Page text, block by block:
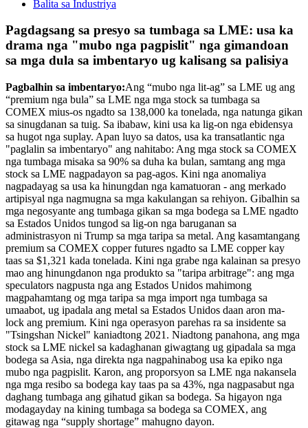
Balita sa Industriya
Pagdagsang sa presyo sa tumbaga sa LME: usa ka
drama nga "mubo nga pagpislit" nga gimandoan
sa mga dula sa imbentaryo ug kalisang sa palisiya
Pagbalhin sa imbentaryo:Ang “mubo nga lit-ag” sa LME ug ang
“premium nga bula” sa LME nga mga stock sa tumbaga sa
COMEX mius-os ngadto sa 138,000 ka tonelada, nga natunga gikan
sa sinugdanan sa tuig. Sa ibabaw, kini usa ka lig-on nga ebidensya
sa hugot nga suplay. Apan luyo sa datos, usa ka transatlantic nga
"paglalin sa imbentaryo" ang nahitabo: Ang mga stock sa COMEX
nga tumbaga misaka sa 90% sa duha ka bulan, samtang ang mga
stock sa LME nagpadayon sa pag-agos. Kini nga anomaliya
nagpadayag sa usa ka hinungdan nga kamatuoran - ang merkado
artipisyal nga nagmugna sa mga kakulangan sa rehiyon. Gibalhin sa
mga negosyante ang tumbaga gikan sa mga bodega sa LME ngadto
sa Estados Unidos tungod sa lig-on nga baruganan sa
administrasyon ni Trump sa mga taripa sa metal. Ang kasamtangang
premium sa COMEX copper futures ngadto sa LME copper kay
taas sa $1,321 kada tonelada. Kini nga grabe nga kalainan sa presyo
mao ang hinungdanon nga produkto sa "taripa arbitrage": ang mga
speculators nagpusta nga ang Estados Unidos mahimong
magpahamtang og mga taripa sa mga import nga tumbaga sa
umaabot, ug ipadala ang metal sa Estados Unidos daan aron ma-
lock ang premium. Kini nga operasyon parehas ra sa insidente sa
"Tsingshan Nickel" kaniadtong 2021. Niadtong panahona, ang mga
stock sa LME nickel sa kadaghanan giwagtang ug gipadala sa mga
bodega sa Asia, nga direkta nga nagpahinabog usa ka epiko nga
mubo nga pagpislit. Karon, ang proporsyon sa LME nga nakansela
nga mga resibo sa bodega kay taas pa sa 43%, nga nagpasabut nga
daghang tumbaga ang gihatud gikan sa bodega. Sa higayon nga
modagayday na kining tumbaga sa bodega sa COMEX, ang
gitawag nga “supply shortage” mahugno dayon.